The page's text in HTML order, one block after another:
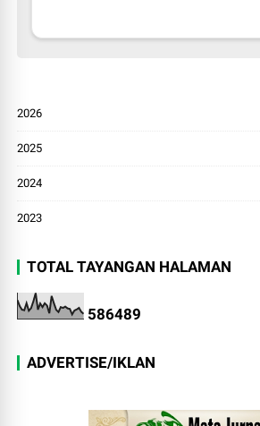
2026
2025
2024
2023
TOTAL TAYANGAN HALAMAN
586489
ADVERTISE/IKLAN